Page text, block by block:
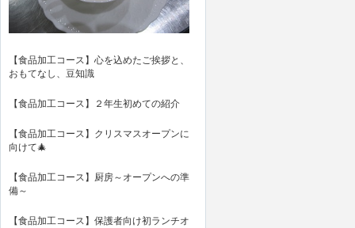
【食品加工コース】心を込めたご挨拶と、
おもてなし、豆知識
【食品加工コース】２年生初めての紹介
【食品加工コース】クリスマスオープンに
向けて🎄
【食品加工コース】厨房～オープンへの準
備～
【食品加工コース】保護者向け初ランチオ